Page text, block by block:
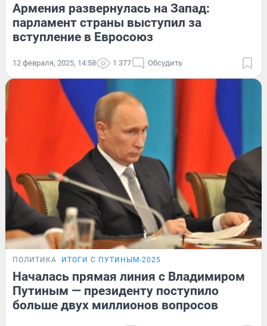
Армения развернулась на Запад:
парламент страны выступил за
вступление в Евросоюз
12 февраля, 2025, 14:58 1 377 Обсудить
ПОЛИТИКА ИТОГИ С ПУТИНЫМ-2025
Началась прямая линия с Владимиром
Путиным — президенту поступило
больше двух миллионов вопросов